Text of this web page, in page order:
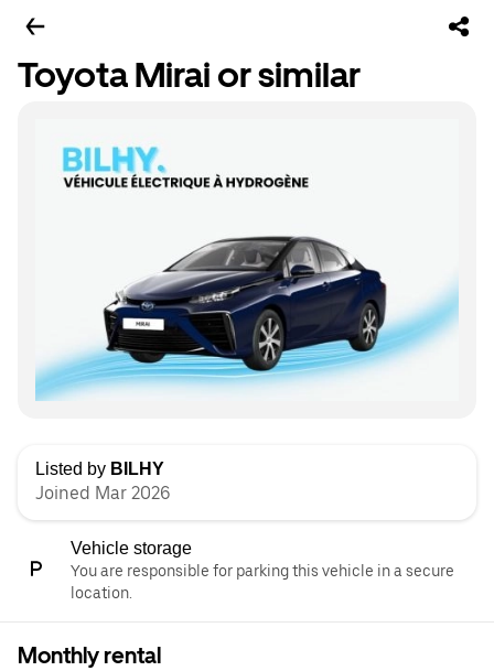
Toyota Mirai or similar
Listed by BILHY
Joined Mar 2026
Vehicle storage
You are responsible for parking this vehicle in a secure
location.
Monthly rental